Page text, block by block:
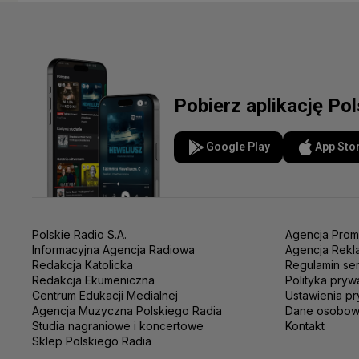
Pobierz aplikację
Google Play App
Polskie Radio S.A.
Informacyjna Agencja Radiowa
Redakcja Katolicka
Redakcja Ekumeniczna
Centrum Edukacji Medialnej
Agencja Muzyczna Polskiego Radia
Studia nagraniowe i koncertowe
Sklep Polskiego Radia
Agencja
Agencja
Regulamin
Polityka
Ustawienia
Dane
Kontakt